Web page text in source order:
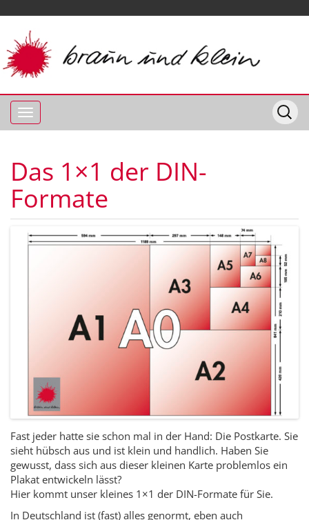
Das 1×1 der DIN-
Formate
Fast jeder hatte sie schon mal in der Hand: Die Postkarte. Sie
sieht hübsch aus und ist klein und handlich. Haben Sie
gewusst, dass sich aus dieser kleinen Karte problemlos ein
Plakat entwickeln lässt?
Hier kommt unser kleines 1×1 der DIN-Formate für Sie.
In Deutschland ist (fast) alles genormt, eben auch